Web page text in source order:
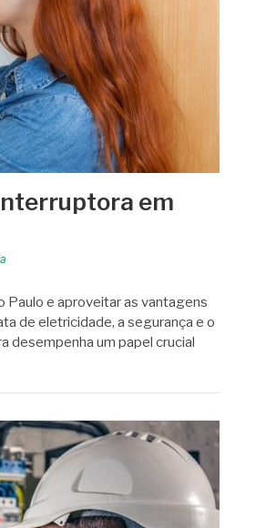
em
Paulo e aproveitar as vantagens
de eletricidade, a segurança e o
desempenha um papel crucial